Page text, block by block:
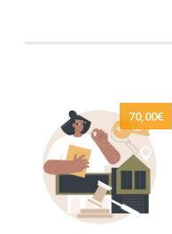
70,00€